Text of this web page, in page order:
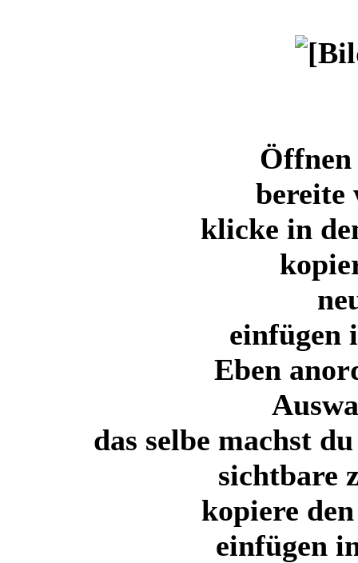
Öffnen
bereite
klicke in
einfügen
Eben
das selbe machst
sichtbare
kopiere
einfügen